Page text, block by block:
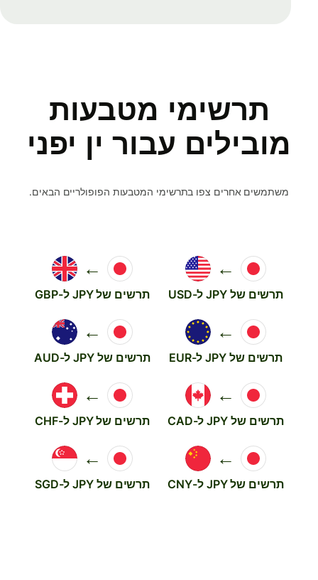
תרשימי מטבעות
מובילים עבור ין יפני
משתמשים אחרים צפו בתרשימי המטבעות הפופולריים הבאים.
←
תרשים של JPY ל-USD
←
תרשים של JPY ל-GBP
←
תרשים של JPY ל-EUR
←
תרשים של JPY ל-AUD
←
תרשים של JPY ל-CAD
←
תרשים של JPY ל-CHF
←
תרשים של JPY ל-CNY
←
תרשים של JPY ל-SGD